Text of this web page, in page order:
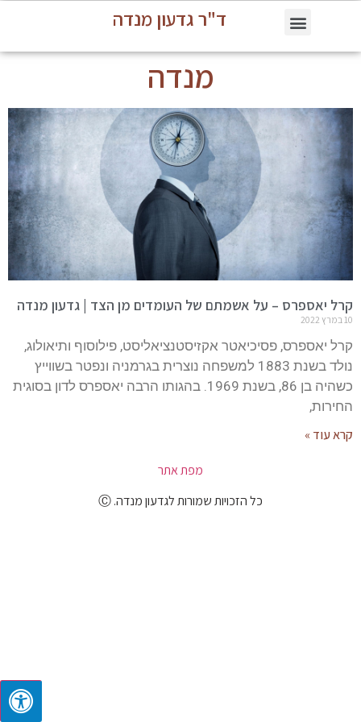
ד"ר גדעון מנדה
מנדה
קרל יאספרס – על אשמתם של העומדים מן הצד | גדעון מנדה
10 במרץ 2022
קרל יאספרס, פסיכיאטר אקזיסטנציאליסט, פילוסוף ותיאולוג,
נולד בשנת 1883 למשפחה נוצרית בגרמניה ונפטר בשווייץ
כשהיה בן 86, בשנת 1969. בהגותו הרבה יאספרס לדון בסוגית
החירות,
קרא עוד »
מפת אתר
כל הזכויות שמורות לגדעון מנדה. Ⓒ